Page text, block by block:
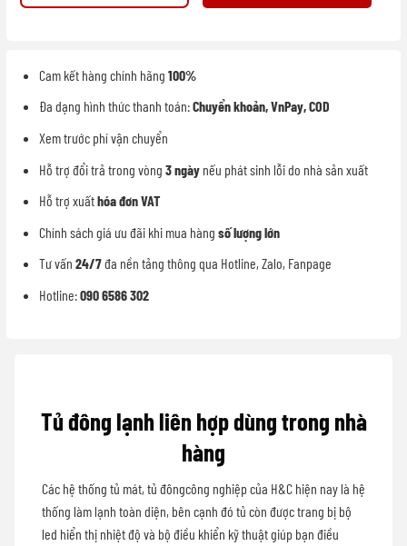
Cam kết hàng chính hãng 100%
Đa dạng hình thức thanh toán:Chuyển khoản, VnPay, COD
Xem trước phí vận chuyển
Hỗ trợ đổi trả trong vòng 3 ngày nếu phát sinh lỗi do nhà sản xuất
Hỗ trợ xuấthóa đơn VAT
Chính sách giá ưu đãi khi mua hàng số lượng lớn
Tư vấn 24/7đa nền tảng thông qua Hotline, Zalo, Fanpage
Hotline:090 6586 302
Tủ đông lạnh liên hợp dùng trong nhà
hàng
Các hệ thống tủ mát, tủ đôngcông nghiệp của H&C hiện nay là hệ
thống làm lạnh toàn diện, bên cạnh đó tủ còn được trang bị bộ
led hiển thị nhiệt độ và bộ điều khiển kỹ thuật giúp bạn điều